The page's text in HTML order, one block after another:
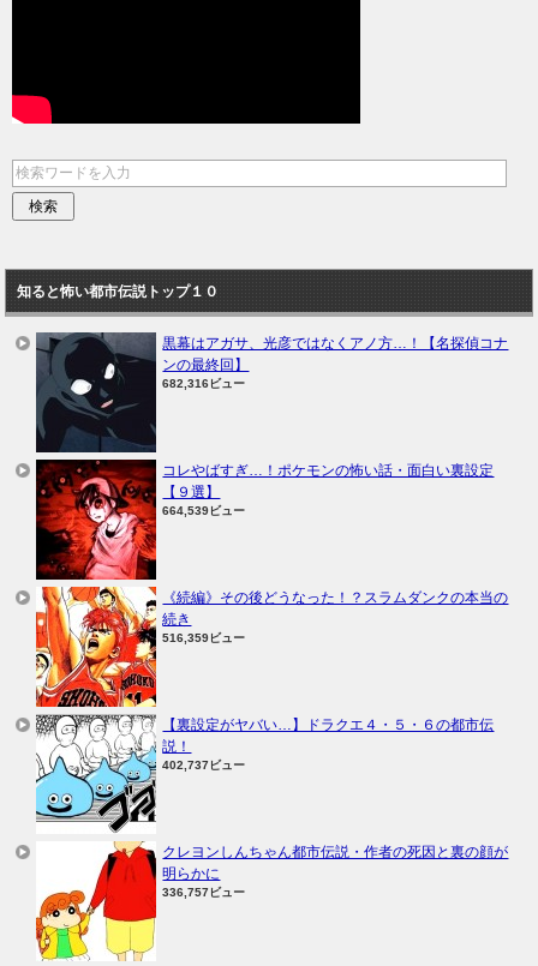
知ると怖い都市伝説トップ１０
黒幕はアガサ、光彦ではなくアノ方…！【名探偵コナ
ンの最終回】
682,316ビュー
コレやばすぎ…！ポケモンの怖い話・面白い裏設定
【９選】
664,539ビュー
《続編》その後どうなった！？スラムダンクの本当の
続き
516,359ビュー
【裏設定がヤバい…】ドラクエ４・５・６の都市伝
説！
402,737ビュー
クレヨンしんちゃん都市伝説・作者の死因と裏の顔が
明らかに
336,757ビュー